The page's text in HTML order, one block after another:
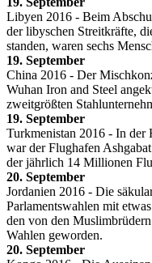
Libyen 2016 - Beim
der libyschen Streitkräfte,
standen, waren sechs
19. September
China 2016 - Der
Wuhan Iron and Steel
zweitgrößten
19. September
Turkmenistan 2016 - In der
war der Flughafen
der jährlich 14 Millionen
20. September
Jordanien 2016 - Die
Parlamentswahlen mit
den von den
Wahlen geworden.
20. September